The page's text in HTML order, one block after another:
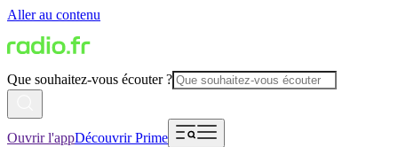
Aller au contenu
Que souhaitez-vous écouter ?
Ouvrir l'appDécouvrir Prime